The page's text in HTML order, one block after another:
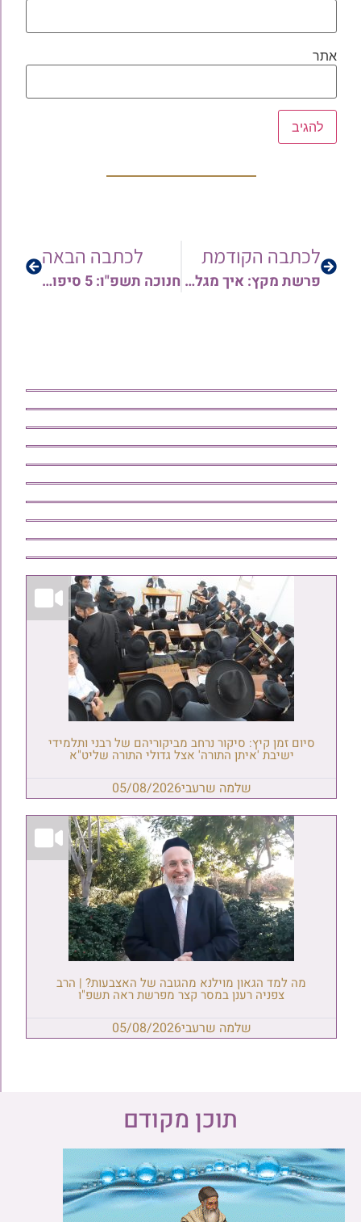
אתר
לכתבה הקודמת
פרשת מקץ: איך מגלים את האור הגנוז? | הרב אריה צברי
לכתבה הבאה
חנוכה תשפ"ו: 5 סיפורי ניסים שישנו לך את החיים | הרב ישי יפת בשיעור מרתק ומחזק באמונה
סיום זמן קיץ: סיקור נרחב מביקוריהם של רבני ותלמידי
ישיבת 'איתן התורה' אצל גדולי התורה שליט"א
שלמה שרעבי05/08/2026
מה למד הגאון מוילנא מהגובה של האצבעות? | הרב
צפניה רענן במסר קצר מפרשת ראה תשפ"ו
שלמה שרעבי05/08/2026
תוכן מקודם